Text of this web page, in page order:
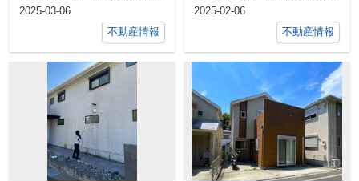
情報となります。①秦野市渋沢上
2025-03-06
不動産情報
ご紹介です。■小田急小田原線
2025-02-06
不動産情報